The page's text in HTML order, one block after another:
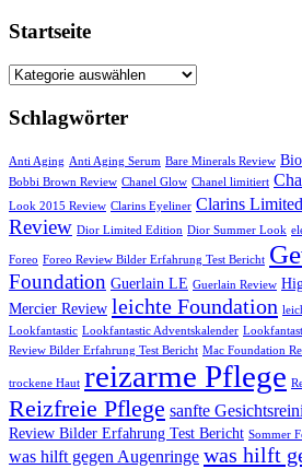
Startseite
Startseite
Schlagwörter
Anti Aging Anti Aging Serum Bare Minerals Review
Bobbi Brown Review Chanel Glow Chanel limitiert
Look 2015 Review Clarins Eyeliner Clarins
Review Dior Limited Edition Dior Summer Look
Foreo Foreo Review Bilder Erfahrung Test Bericht
Foundation Guerlain LE Guerlain Review
Mercier Review leichte Foundation
Lookfantastic Lookfantastic Adventskalender
Review Bilder Erfahrung Test Bericht Mac Foundation
trockene Haut reizarme Pflege
Reizfreie Pflege sanfte
Review Bilder Erfahrung Test Bericht Sommer
was hilft gegen Augenringe was hilft